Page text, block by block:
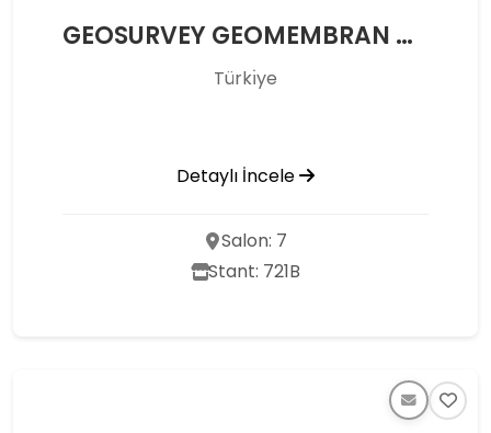
GEOSURVEY GEOMEMBRAN BÜTÜNLÜK TESTİ SÜPERVİZYON VE KONTROL SAN. TİC. LTD. ŞTİ.
Türkı̇ye
Detaylı İncele
Salon: 7
Stant: 721B